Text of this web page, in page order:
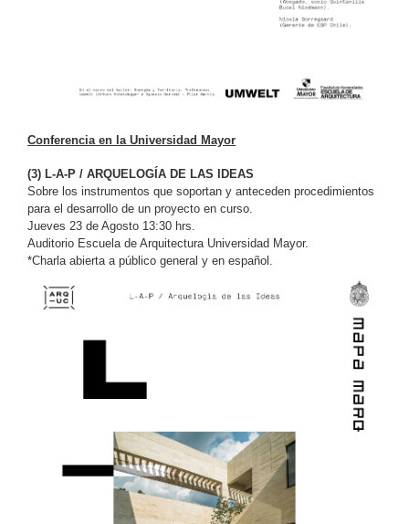
Conferencia en la Universidad Mayor
(3) L-A-P / ARQUELOGÍA DE LAS IDEAS
Sobre los instrumentos que soportan y anteceden procedimientos
para el desarrollo de un proyecto en curso.
Jueves 23 de Agosto 13:30 hrs.
Auditorio Escuela de Arquitectura Universidad Mayor.
*Charla abierta a público general y en español.